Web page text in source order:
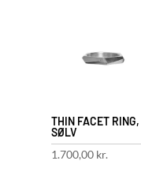
THIN FACET RING,
SØLV
1.700,00 kr.